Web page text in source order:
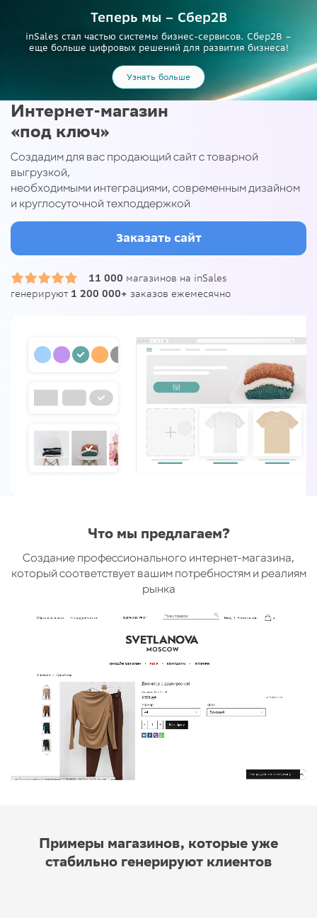
Теперь мы – Сбер2B
inSales стал частью системы бизнес-сервисов. Сбер2В –
еще больше цифровых решений для развития бизнеса!
Узнать больше
Интернет-магазин
«под ключ»
Создадим для вас продающий сайт с товарной
выгрузкой,
необходимыми интеграциями, современным дизайном
и круглосуточной техподдержкой
Заказать сайт
11 000 магазинов на inSales
генерируют 1 200 000+ заказов ежемесячно
Что мы предлагаем?
Создание профессионального интернет-магазина,
который соответствует вашим потребностям и реалиям
рынка
Примеры магазинов, которые уже
стабильно генерируют клиентов